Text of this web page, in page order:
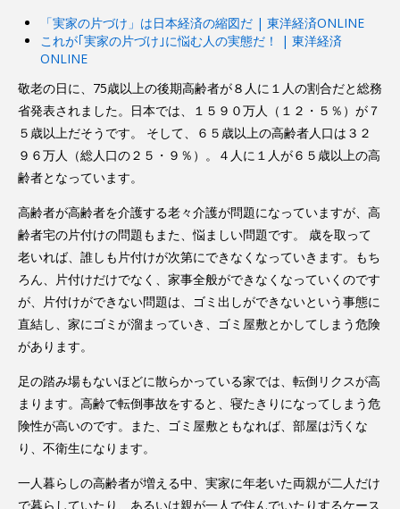
「実家の片づけ」は日本経済の縮図だ | 東洋経済ONLINE
これが｢実家の片づけ｣に悩む人の実態だ！ | 東洋経済
ONLINE
敬老の日に、75歳以上の後期高齢者が８人に１人の割合だと総務
省発表されました。日本では、１５９０万人（１２・５％）が７
５歳以上だそうです。 そして、６５歳以上の高齢者人口は３２
９６万人（総人口の２５・９％）。４人に１人が６５歳以上の高
齢者となっています。
高齢者が高齢者を介護する老々介護が問題になっていますが、高
齢者宅の片付けの問題もまた、悩ましい問題です。 歳を取って
老いれば、誰しも片付けが次第にできなくなっていきます。もち
ろん、片付けだけでなく、家事全般ができなくなっていくのです
が、片付けができない問題は、ゴミ出しができないという事態に
直結し、家にゴミが溜まっていき、ゴミ屋敷とかしてしまう危険
があります。
足の踏み場もないほどに散らかっている家では、転倒リクスが高
まります。高齢で転倒事故をすると、寝たきりになってしまう危
険性が高いのです。また、ゴミ屋敷ともなれば、部屋は汚くな
り、不衛生になります。
一人暮らしの高齢者が増える中、実家に年老いた両親が二人だけ
で暮らしていたり、あるいは親が一人で住んでいたりするケース